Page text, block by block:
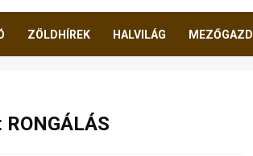
ZÖLDHÍREK HALVILÁG
RONGÁLÁS